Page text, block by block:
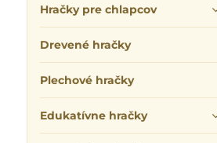
Hračky pre chlapcov
Drevené hračky
Plechové hračky
Edukatívne hračky